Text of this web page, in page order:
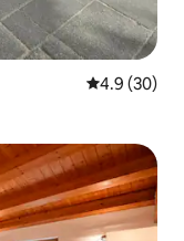
Meánrátáil
4.9 (30)